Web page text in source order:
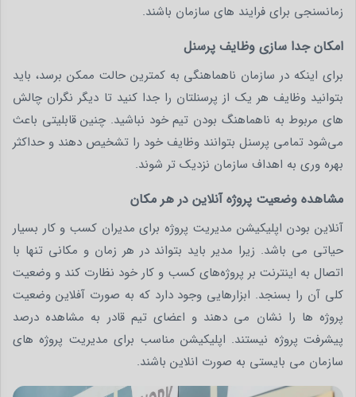
زمانسنجی برای فرایند های سازمان باشند.
امکان جدا سازی وظایف پرسنل
برای اینکه در سازمان ناهماهنگی به کمترین حالت ممکن برسد، باید
بتوانید وظایف هر یک از پرسنلتان را جدا کنید تا دیگر نگران چالش
های مربوط به ناهماهنگ بودن تیم خود نباشید. چنین قابلیتی باعث
می‌شود تمامی پرسنل بتوانند وظایف خود را تشخیص دهند و حداکثر
بهره وری به اهداف سازمان نزدیک تر شوند.
مشاهده وضعیت پروژه آنلاین در هر مکان
آنلاین بودن اپلیکیشن مدیریت پروژه برای مدیران کسب و کار بسیار
حیاتی می باشد. زیرا مدیر باید بتواند در هر زمان و مکانی تنها با
اتصال به اینترنت بر پروژه‌های کسب و کار خود نظارت کند و وضعیت
کلی آن را بسنجد. ابزارهایی وجود دارد که به صورت آفلاین وضعیت
پروژه ها را نشان می دهند و اعضای تیم قادر به مشاهده درصد
پیشرفت پروژه نیستند. اپلیکیشن مناسب برای مدیریت پروژه های
سازمان می بایستی به صورت انلاین باشند.